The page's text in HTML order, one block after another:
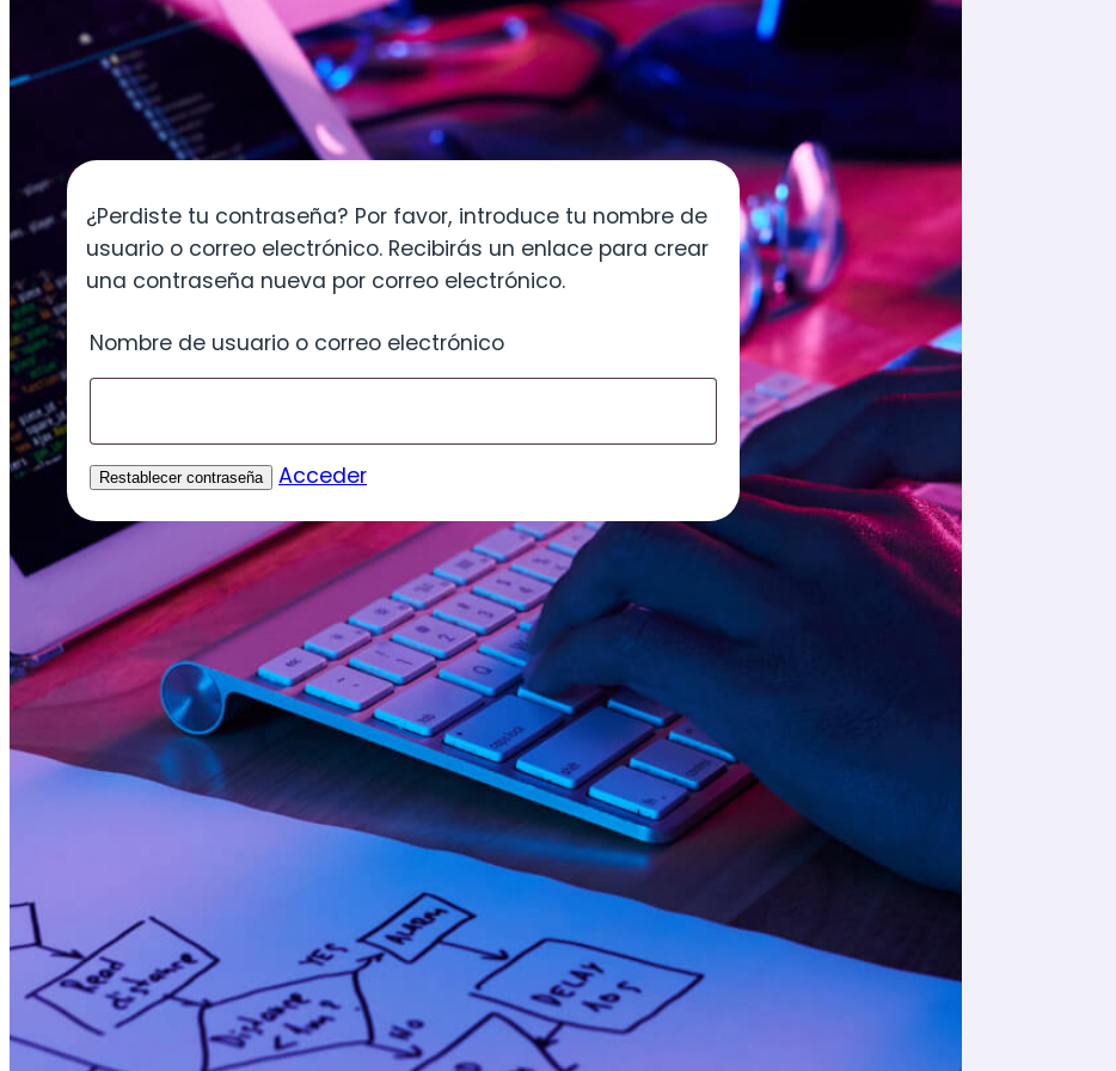
¿Perdiste tu contraseña? Por favor, introduce tu nombre de
usuario o correo electrónico. Recibirás un enlace para crear
una contraseña nueva por correo electrónico.
Nombre de usuario o correo electrónico
Restablecer contraseña Acceder